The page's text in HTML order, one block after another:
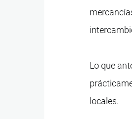
Lo que
locales.